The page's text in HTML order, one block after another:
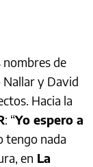
nombres de
Nallar y David
Hacia la
: “Yo espero a
tengo nada
en La